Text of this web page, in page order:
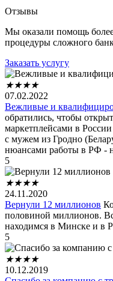
Отзывы
Мы оказали помощь
процедуры сложного
Заказать услугу
★★★★
07.02.2022
Вежливые и
обратились, чтобы
маркетплейсами в
с мужем из Гродно
нюансами работы в РФ -
5
★★★★
24.11.2020
Вернули 12 миллионов
половиной миллионов.
находимся в Минске и в
5
★★★★
10.12.2019